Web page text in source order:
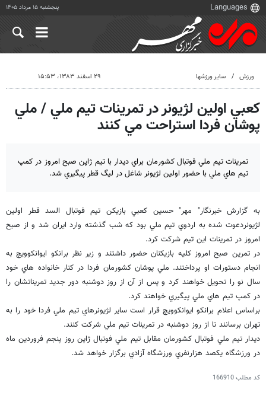
پنجشنبه ۱۵ مرداد ۱۴۰۵
ورزش سایر ورزشها ۲۹ اسفند ۱۳۸۳، ۱۵:۵۳
كعبي اولين لژيونر در تمرينات تيم ملي / ملي
پوشان فردا استراحت مي كنند
تمرينات تيم ملي فوتبال كشورمان براي ديدار با تيم ژاپن صبح امروز در كمپ
تيم هاي ملي با حضور اولين لژيونر شاغل در ليگ قطر پيگيري شد.
به گزارش خبرنگار" مهر" حسين كعبي بازيكن تيم فوتبال السد قطر اولين
لژيونردعوت شده به اردوي تيم ملي بود كه شب گذشته وارد ايران شد و از صبح
امروز در تمرينات اين تيم شركت كرد.
در تمرين صبح امروز كليه بازيكنان حضور داشتند و زير نظر برانكو ايوانكوويچ به
انجام دستورات او پرداختند. ملي پوشان كشورمان فردا در كنار خانواده هاي خود
سال نو را تحويل خواهند كرد و پس از آن از روز دوشنبه دور جديد تمريناتشان را
در كمپ تيم هاي ملي پيگيري خواهند كرد.
براساس اعلام برانكو ايوانكوويچ قرار است ساير لژيونرهاي تيم ملي فردا خود را به
تهران برسانند تا از روز دوشنبه در تمرينات تيم ملي شركت كنند.
ديدار تيم ملي فوتبال كشورمان مقابل تيم ملي فوتبال ژاپن روز پنجم فروردين ماه
در ورزشگاه يكصد هزارنفري ورزشگاه آزادي برگزار خواهد شد.
کد مطلب166910